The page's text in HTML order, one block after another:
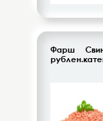
Фарш